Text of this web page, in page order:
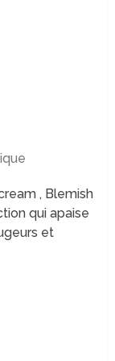
, Blemish
qui apaise
et